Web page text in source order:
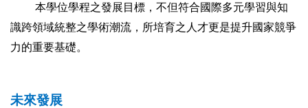
本學位學程之發展目標，不但符合國際多元學習與知
識跨領域統整之學術潮流，所培育之人才更是提升國家競爭
力的重要基礎。
未來發展